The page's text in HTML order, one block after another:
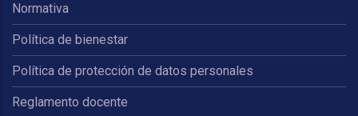
Normativa
Política de bienestar
Política de protección de datos personales
Reglamento docente